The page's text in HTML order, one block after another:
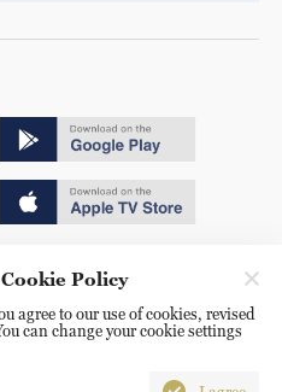
Policy
agree to our use of cookies, revised
can change your cookie settings